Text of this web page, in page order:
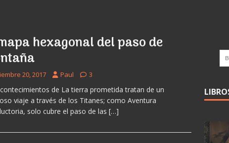
hexagonal del paso de
20, 2017 Paul 3
de La tierra prometida tratan de un
viaje a través de los Titanes; como Aventura
solo cubre el paso de las […]